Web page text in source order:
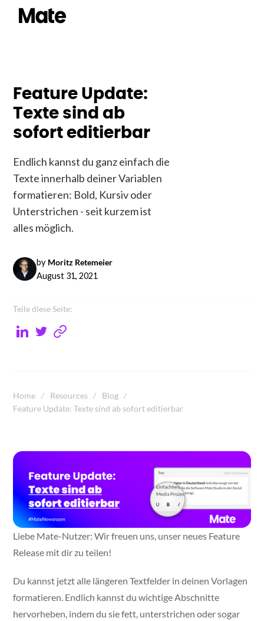
Feature Update:
Texte sind ab
sofort editierbar
Endlich kannst du ganz einfach die
Texte innerhalb deiner Variablen
formatieren: Bold, Kursiv oder
Unterstrichen - seit kurzem ist
alles möglich.
by Moritz Retemeier
August 31, 2021
Home Resources
Blog
Feature Update: Texte sind ab sofort editierbar
Liebe Mate-Nutzer: Wir freuen uns, unser neues Feature
Release mit dir zu teilen!
Du kannst jetzt alle längeren Textfelder in deinen Vorlagen
formatieren. Endlich kannst du wichtige Abschnitte
hervorheben, indem du sie fett, unterstrichen oder sogar
Teile diese Seite: